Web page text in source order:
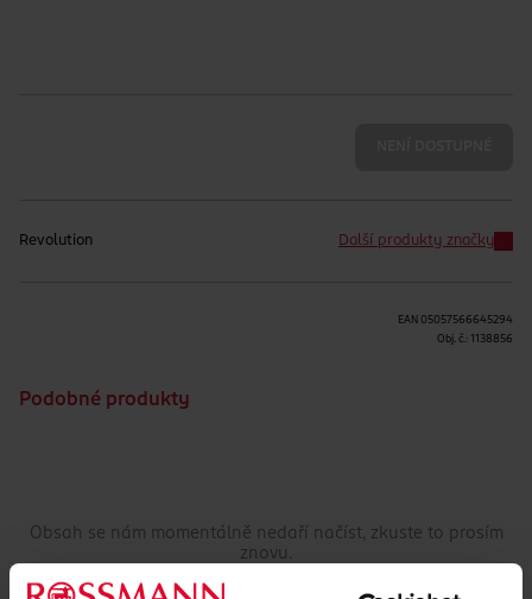
Revolution Další produkty značky
EAN 05057566645294
Obj. č.: 1138856
Podobné produkty
Obsah se nám momentálně nedaří načíst, zkuste to prosím
znovu.